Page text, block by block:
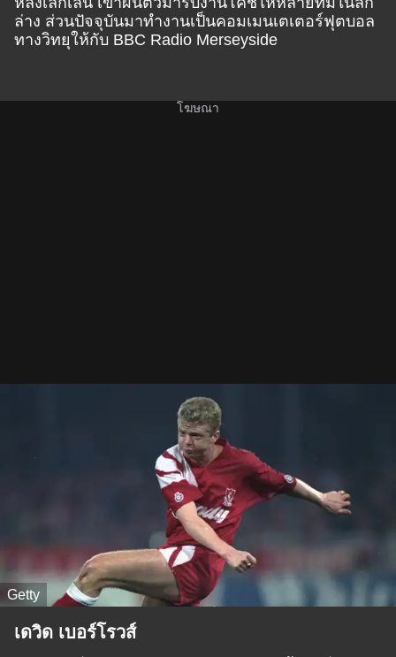
ล่าง ส่วนปัจจุบันมาทำงานเป็นคอมเมนเตเตอร์ฟุตบอล
ทางวิทยุให้กับ BBC Radio Merseyside
Getty
เดวิด เบอร์โรวส์